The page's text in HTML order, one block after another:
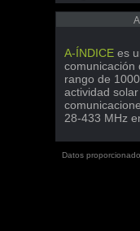
A-ÍNDICE es
comunicación
rango de
actividad
28-433 MHz
Datos